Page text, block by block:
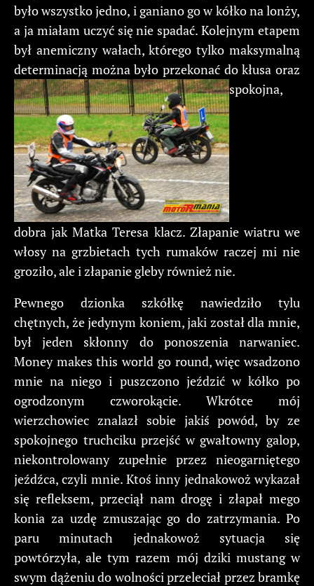
było wszystko jedno, i ganiano go w kółko na lonży,
a ja miałam uczyć się nie spadać. Kolejnym etapem
był anemiczny wałach, którego tylko maksymalną
determinacją można było przekonać do kłusa oraz
spokojna,
dobra jak Matka Teresa klacz. Złapanie wiatru we
włosy na grzbietach tych rumaków raczej mi nie
groziło, ale i złapanie gleby również nie.
Pewnego dzionka szkółkę nawiedziło tylu
chętnych, że jedynym koniem, jaki został dla mnie,
był jeden skłonny do ponoszenia narwaniec.
Money makes this world go round, więc wsadzono
mnie na niego i puszczono jeździć w kółko po
ogrodzonym czworokącie. Wkrótce mój
wierzchowiec znalazł sobie jakiś powód, by ze
spokojnego truchciku przejść w gwałtowny galop,
niekontrolowany zupełnie przez nieogarniętego
jeźdźca, czyli mnie. Ktoś inny jednakowoż wykazał
się refleksem, przeciął nam drogę i złapał mego
konia za uzdę zmuszając go do zatrzymania. Po
paru minutach jednakowoż sytuacja się
powtórzyła, ale tym razem mój dziki mustang w
swym dążeniu do wolności przeleciał przez bramkę